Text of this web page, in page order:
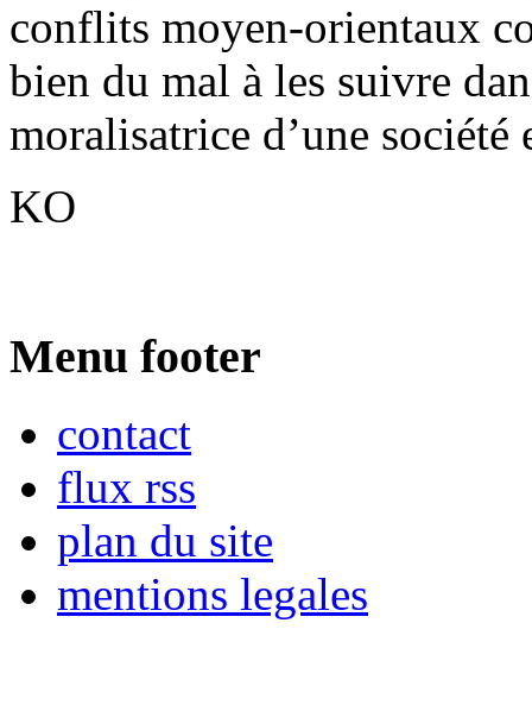
conflits moyen-orientaux
bien du mal à les suivre
moralisatrice d’une société
KO
Menu footer
contact
flux rss
plan du site
mentions legales